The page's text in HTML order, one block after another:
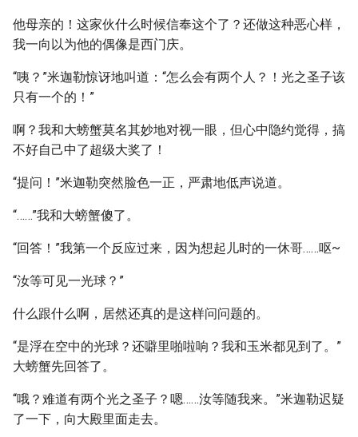
他母亲的！这家伙什么时候信奉这个了？还做这种恶心样，
我一向以为他的偶像是西门庆。
“咦？”米迦勒惊讶地叫道：“怎么会有两个人？！光之圣子该
只有一个的！”
啊？我和大螃蟹莫名其妙地对视一眼，但心中隐约觉得，搞
不好自己中了超级大奖了！
“提问！”米迦勒突然脸色一正，严肃地低声说道。
“……”我和大螃蟹傻了。
“回答！”我第一个反应过来，因为想起儿时的一休哥……呕~
“汝等可见一光球？”
什么跟什么啊，居然还真的是这样问问题的。
“是浮在空中的光球？还噼里啪啦响？我和玉米都见到了。”
大螃蟹先回答了。
“哦？难道有两个光之圣子？嗯……汝等随我来。”米迦勒迟疑
了一下，向大殿里面走去。